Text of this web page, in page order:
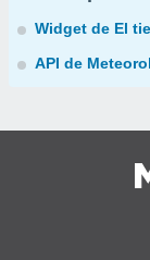
Widget de El
API de